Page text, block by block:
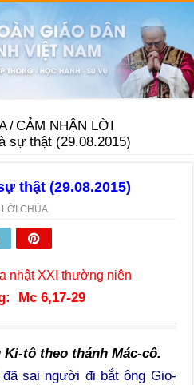
/CẢM NHẬN LỜI
sự thật (29.08.2015)
thật (29.08.2015)
CHÚA
nhật XXI thường niên
Mc 6,17-29
tô theo thánh Mác-cô.
đã sai người đi bắt ông Gio-